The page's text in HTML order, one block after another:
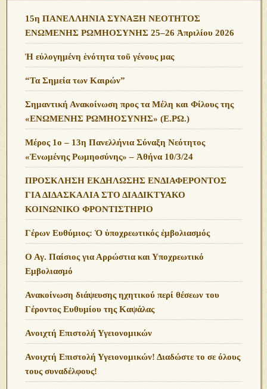
15η ΠΑΝΕΛΛΗΝΙΑ ΣΥΝΑΞΗ ΝΕΟΤΗΤΟΣ
ΕΝΩΜΕΝΗΣ ΡΩΜΗΟΣΥΝΗΣ 25–26 Ἀπριλίου 2026
Ἡ εὐλογημένη ἑνότητα τοῦ γένους μας
“Τα Σημεία των Καιρών”
Σημαντική Ανακοίνωση προς τα Μέλη και Φίλους της
«ΕΝΩΜΕΝΗΣ ΡΩΜΗΟΣΥΝΗΣ» (Ε.ΡΩ.)
Μέρος 1ο – 13η Πανελλήνια Σύναξη Νεότητος
«Ἑνωμένης Ρωμηοσύνης» – Ἀθήνα 10/3/24
ΠΡΟΣΚΛΗΣΗ ΕΚΔΗΛΩΣΗΣ ΕΝΔΙΑΦΕΡΟΝΤΟΣ
ΓΙΑ ΔΙΔΑΣΚΑΛΙΑ ΣΤΟ ΔΙΑΔΙΚΤΥΑΚΟ
ΚΟΙΝΩΝΙΚΟ ΦΡΟΝΤΙΣΤΗΡΙΟ
Γέρων Ευθύμιος: Ὁ ὑποχρεωτικός ἐμβολιασμός
Ο Αγ. Παίσιος για Αρρώστια και Υποχρεωτικό
Εμβολιασμό
Ανακοίνωση διάψευσης ηχητικού περί θέσεων του
Γέροντος Ευθυμίου της Καψάλας
Ανοιχτή Επιστολή Υγειονομικών
Ανοιχτή Επιστολή Υγειονομικών! Διαδώστε το σε όλους
τους συναδέλφους!